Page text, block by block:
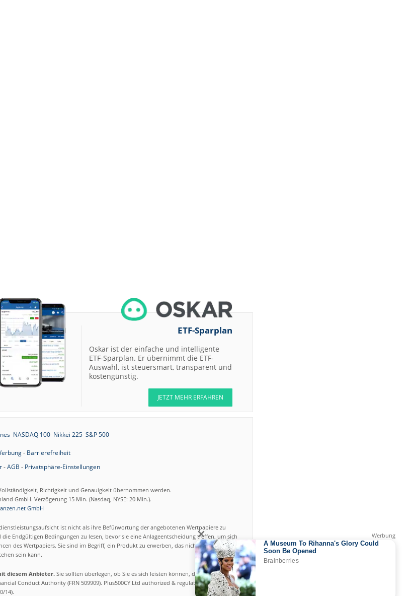
ETF-Sparplan
Oskar ist der einfache und intelligente
ETF-Sparplan. Er übernimmt die ETF-
Auswahl, ist steuersmart, transparent und
kostengünstig.
JETZT MEHR ERFAHREN
NASDAQ 100 Nikkei 225 S&P 500
- Barrierefreiheit
-AGB - Privatsphäre-Einstellungen
Richtigkeit und Genauigkeit übernommen werden.
GmbH. Verzögerung 15 Min. (Nasdaq, NYSE: 20 Min.).
GmbH
ist nicht als ihre Befürwortung der angebotenen Wertpapiere zu
Endgültigen Bedingungen zu lesen, bevor sie eine Anlageentscheidung treffen, um sich
des Wertpapiers. Sie sind im Begriff, ein Produkt zu erwerben, das nicht einfach ist und
sein kann.
diesem Anbieter.Sie sollten überlegen, ob Sie es sich leisten können, das hohe Risiko
Conduct Authority (FRN 509909). Plus500CY Ltd authorized & regulated by CySEC
14).